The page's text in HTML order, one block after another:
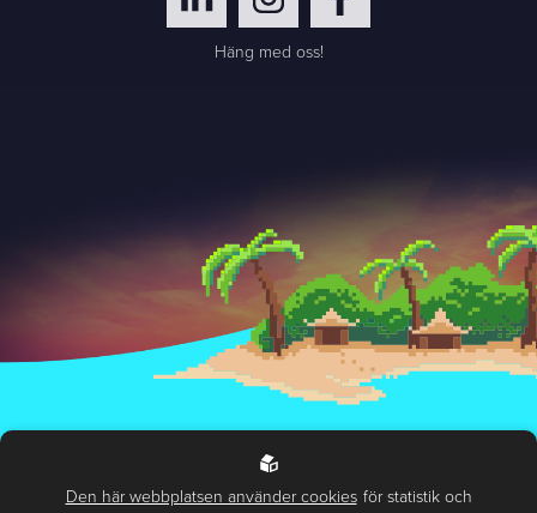
Häng med oss!
Hantering av personuppgifter
Miljö- och hållbarhetspolicy
Den här webbplatsen använder cookies för statistik och